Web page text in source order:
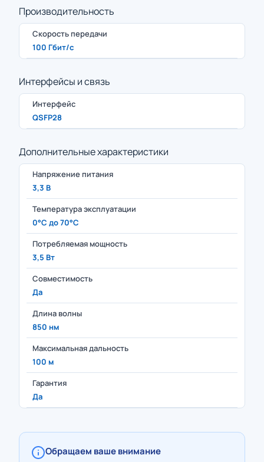
Производительность
Скорость передачи
100 Гбит/с
Интерфейсы и связь
Интерфейс
QSFP28
Дополнительные характеристики
Напряжение питания
3,3 В
Температура эксплуатации
0°C до 70°C
Потребляемая мощность
3,5 Вт
Совместимость
Да
Длина волны
850 нм
Максимальная дальность
100 м
Гарантия
Да
Обращаем ваше внимание